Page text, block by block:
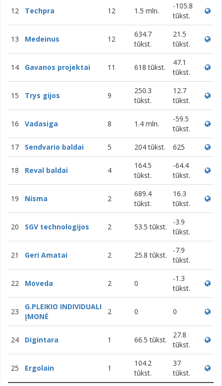
12 Techpra 12 1.5 mln.
-105.8
tūkst.
13 Medeinus 12
634.7
tūkst.
21.5
tūkst.
14 Gavanos projektai 11 618 tūkst.
47.1
tūkst.
15 Trys gijos 9
250.3
tūkst.
12.7
tūkst.
16 Vadasiga 8 1.4 mln.
-59.5
tūkst.
17
Sendvario baldai 5 204 tūkst. 625
18 Reval baldai 4
164.5
tūkst.
-64.4
tūkst.
19 Nisma 2
689.4
tūkst.
16.3
tūkst.
20 SGV technologijos 2 53.5 tūkst.
-3.9
tūkst.
21 Geri Amatai 2 25.8 tūkst.
-7.9
tūkst.
22 Moveda 2 0
-1.3
tūkst.
23
G.PLEIKIO INDIVIDUALI
ĮMONĖ
2 0 0
24 Digintara 1 66.5 tūkst.
27.8
tūkst.
25 Ergolain 1
104.2
tūkst.
37
tūkst.